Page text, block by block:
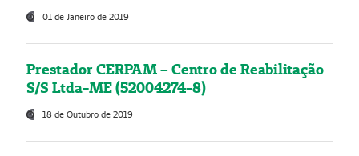
01 de Janeiro de 2019
Prestador CERPAM – Centro de Reabilitação
S/S Ltda-ME (52004274-8)
18 de Outubro de 2019